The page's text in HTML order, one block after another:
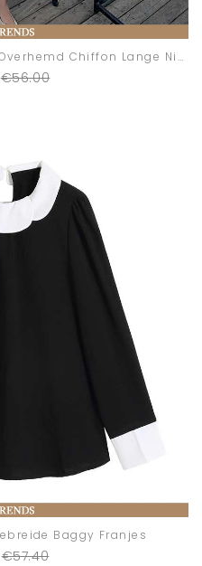
Overhemden Dames Blouse Overhemd Chiffon Lange Nieuw
€56.00
Baggy Franjes
€57.40